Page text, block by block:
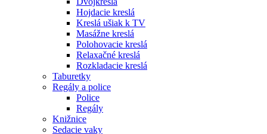
Hojdacie kreslá
Kreslá ušiak k TV
Masážne kreslá
Polohovacie kreslá
Relaxačné kreslá
Rozkladacie kreslá
Taburetky
Regály a police
Police
Regály
Knižnice
Sedacie vaky